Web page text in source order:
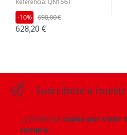
628,20 €
-10% 698,00 €
Suscríbete a
...y recibe un cupón por valor
compra.